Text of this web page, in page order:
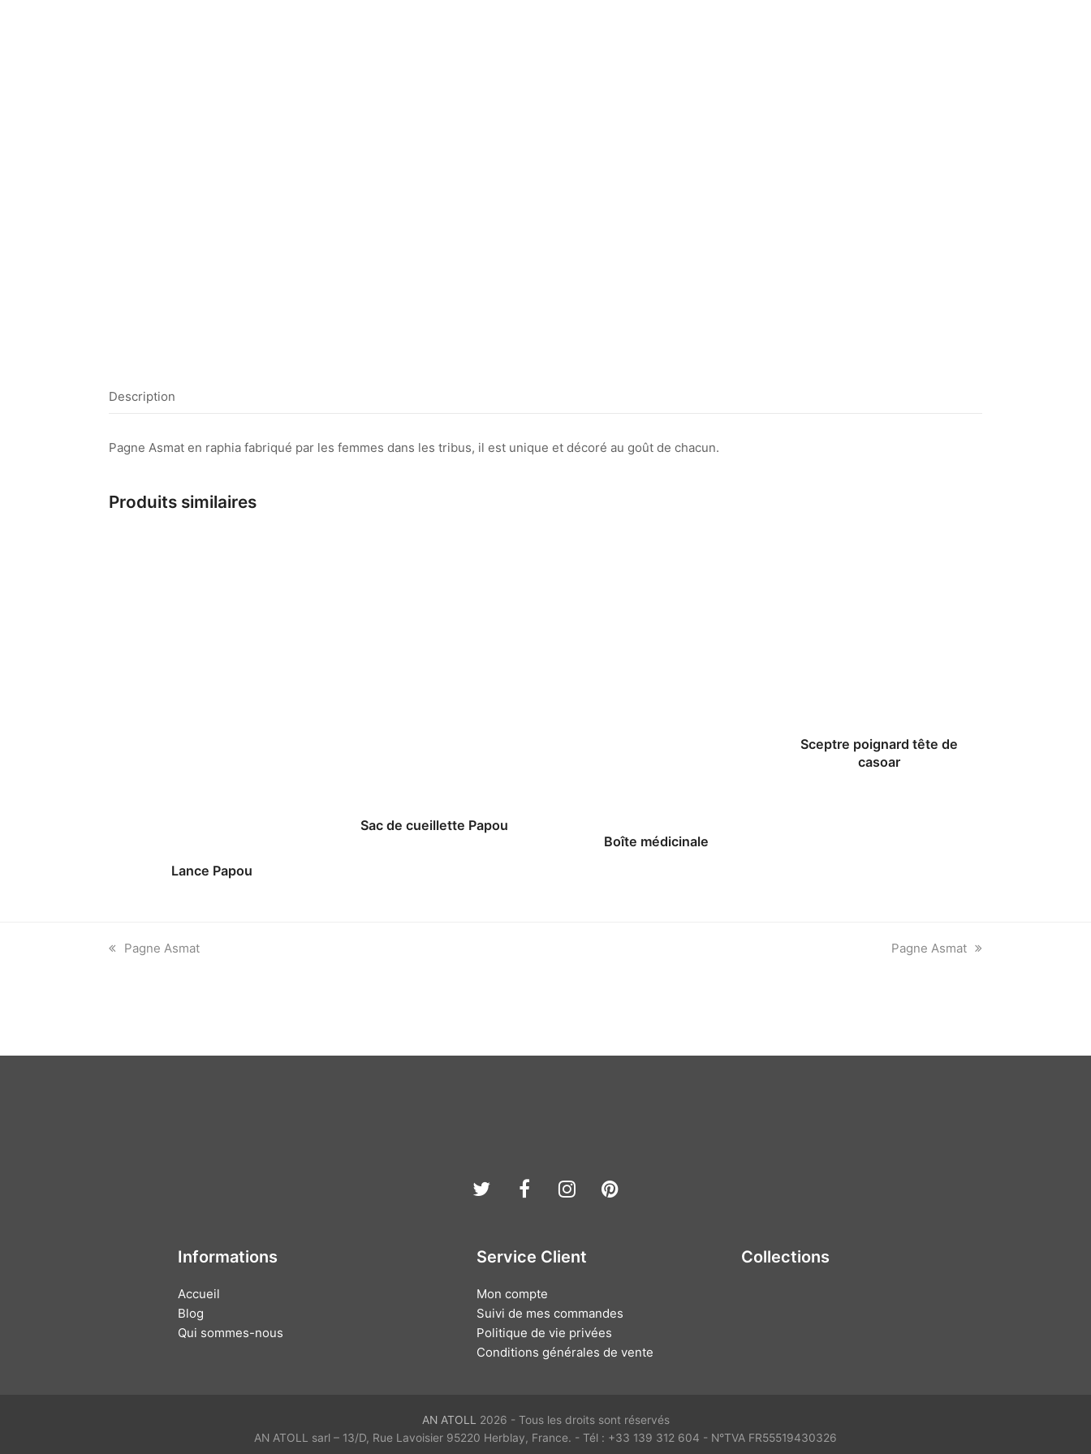
Description
Pagne Asmat en raphia fabriqué par les femmes dans les tribus, il est unique et décoré au goût de chacun.
Produits similaires
Lance Papou
Sac de cueillette Papou
Boîte médicinale
Sceptre poignard tête de
casoar
previous
Pagne Asmat
next
Pagne Asmat
TwitterFacebook
Instagram
Pinterest
Informations
Accueil
Blog
Qui sommes-nous
Service Client
Mon compte
Suivi de mes commandes
Politique de vie privées
Conditions générales de vente
Collections
AN ATOLL
2026 - Tous les droits sont réservés
AN ATOLL sarl – 13/D, Rue Lavoisier 95220 Herblay, France. - Tél : +33 139 312 604 - N°TVA FR55519430326